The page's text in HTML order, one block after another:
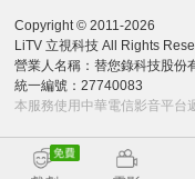
Copyright © 2011-2026
LiTV 立視科技 All Rights
營業人名稱：替您錄科技股份
統一編號：27740083
本服務使用中華電信影音平台